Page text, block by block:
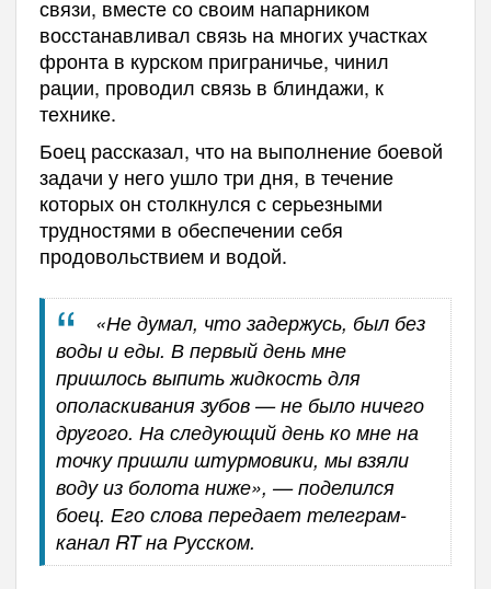
связи, вместе со своим напарником
восстанавливал связь на многих участках
фронта в курском приграничье, чинил
рации, проводил связь в блиндажи, к
технике.
Боец рассказал, что на выполнение боевой
задачи у него ушло три дня, в течение
которых он столкнулся с серьезными
трудностями в обеспечении себя
продовольствием и водой.
«Не думал, что задержусь, был без
воды и еды. В первый день мне
пришлось выпить жидкость для
ополаскивания зубов — не было ничего
другого. На следующий день ко мне на
точку пришли штурмовики, мы взяли
воду из болота ниже», — поделился
боец. Его слова передает телеграм-
канал RT на Русском.